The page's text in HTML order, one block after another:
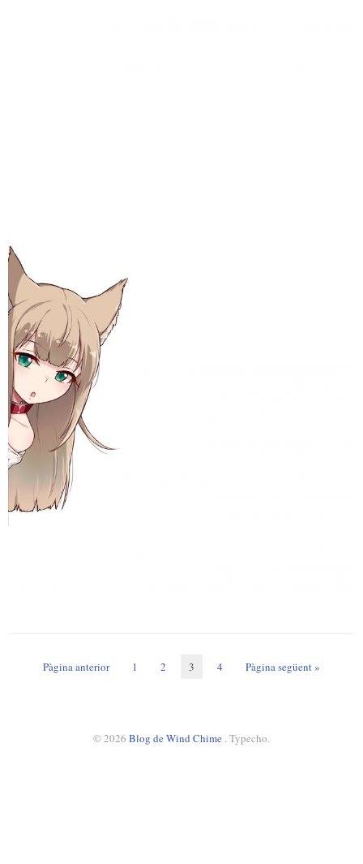
Pàgina anterior 1 2 3 4 Pàgina següent »
© 2026 Blog de Wind Chime . Typecho.